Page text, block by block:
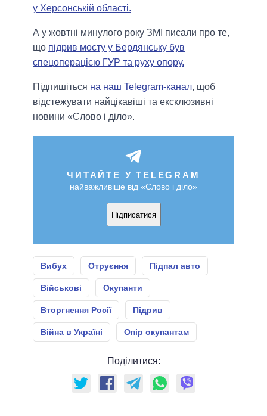
у Херсонській області.
А у жовтні минулого року ЗМІ писали про те,
що підрив мосту у Бердянську був
спецоперацією ГУР та руху опору.
Підпишіться на наш Telegram-канал, щоб
відстежувати найцікавіші та ексклюзивні
новини «Слово і діло».
ЧИТАЙТЕ У TELEGRAM
найважливіше від «Слово і діло»
Підписатися
Вибух Отруєння Підпал авто
Військові Окупанти
Вторгнення Росії Підрив
Війна в Україні Опір окупантам
Поділитися: